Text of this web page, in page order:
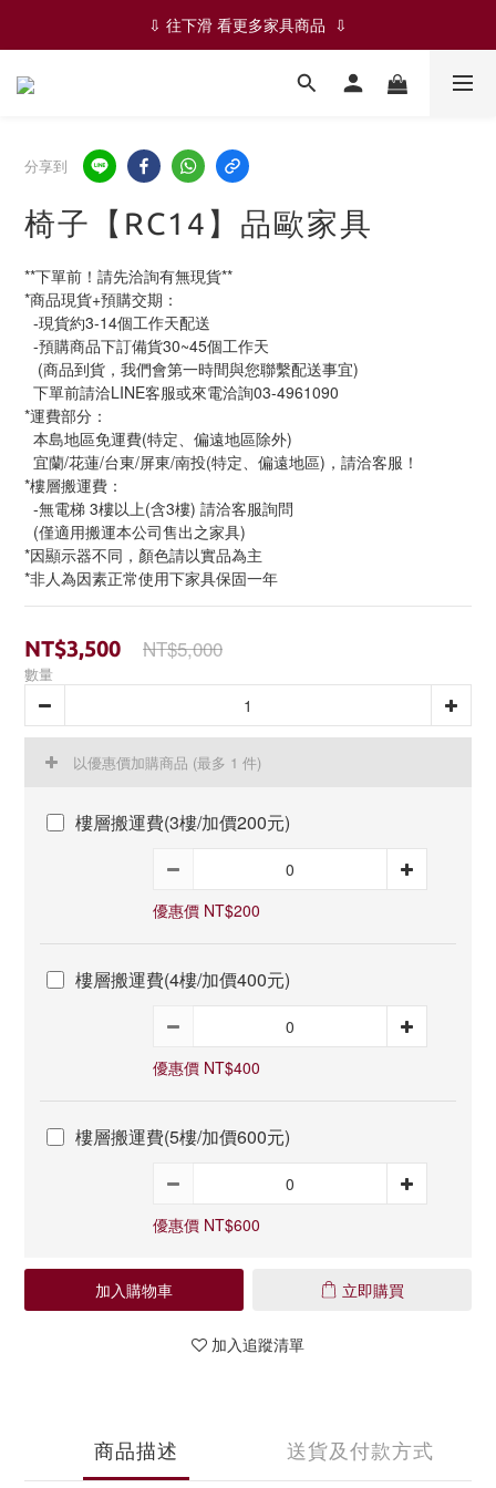
✨✨ ✦ 絕版品-五折限時優惠 ✦ ✨✨
⇩ 往下滑 看更多家具商品  ⇩
✨✨ ✦ 絕版品-五折限時優惠 ✦ ✨✨
分享到
椅子【RC14】品歐家具
**下單前！請先洽詢有無現貨**
*商品現貨+預購交期：
  -現貨約3-14個工作天配送
  -預購商品下訂備貨30~45個工作天
   (商品到貨，我們會第一時間與您聯繫配送事宜)
  下單前請洽LINE客服或來電洽詢03-4961090
*運費部分：
  本島地區免運費(特定、偏遠地區除外)
  宜蘭/花蓮/台東/屏東/南投(特定、偏遠地區)，請洽客服！
*樓層搬運費：
  -無電梯 3樓以上(含3樓) 請洽客服詢問
  (僅適用搬運本公司售出之家具)
*因顯示器不同，顏色請以實品為主
*非人為因素正常使用下家具保固一年
NT$3,500 NT$5,000
數量
以優惠價加購商品 (最多 1 件)
樓層搬運費(3樓/加價200元)
優惠價 NT$200
樓層搬運費(4樓/加價400元)
優惠價 NT$400
樓層搬運費(5樓/加價600元)
優惠價 NT$600
加入購物車 立即購買
加入追蹤清單
商品描述 送貨及付款方式